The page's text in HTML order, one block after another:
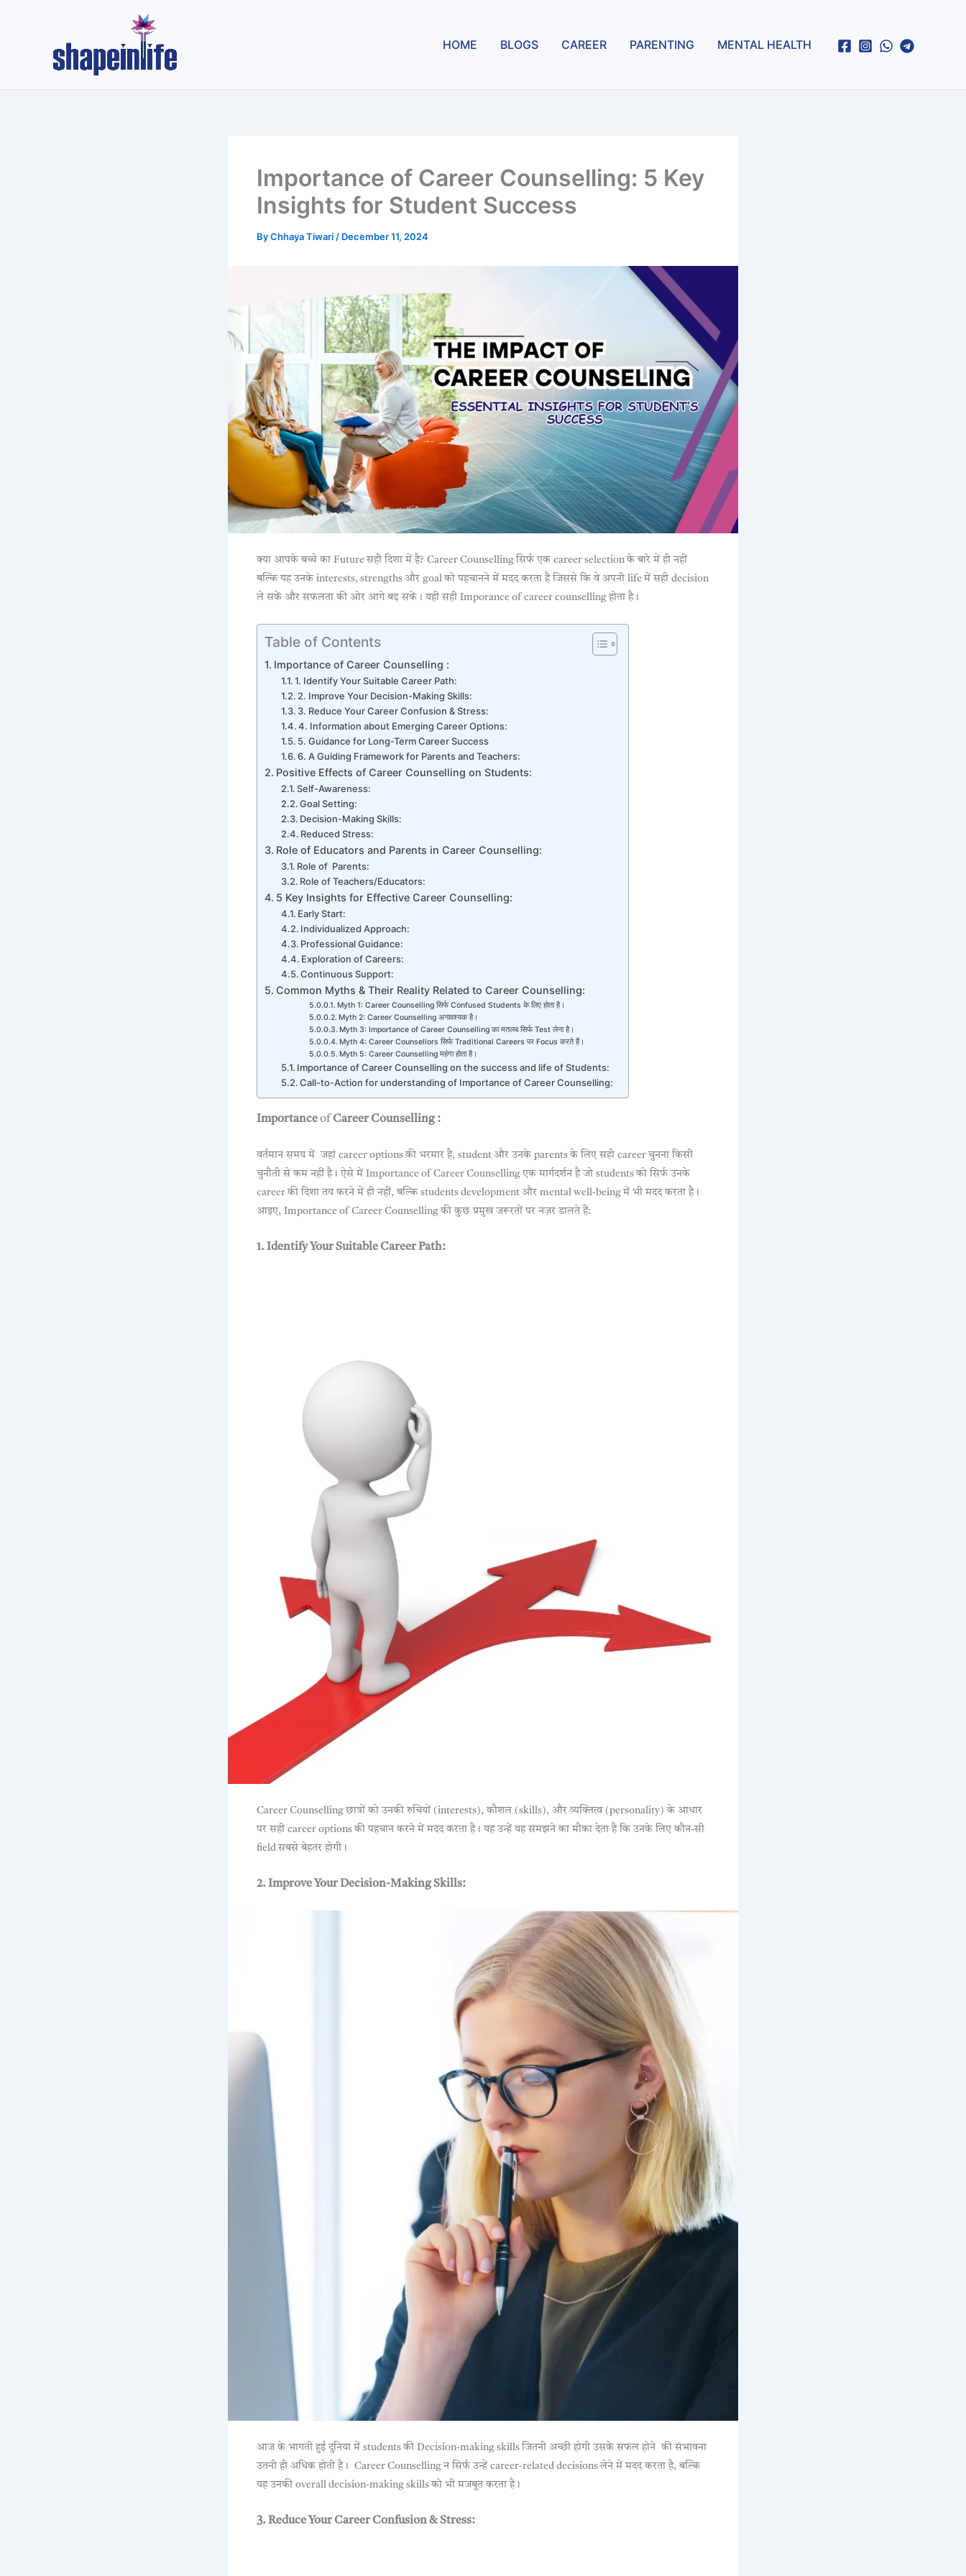
HOME BLOGS CAREER PARENTING MENTAL HEALTH
Importance of Career Counselling: 5 Key
Insights for Student Success
ByChhaya Tiwari / December 11, 2024
क्या आपके बच्चे का Future सही दिशा में है? Career Counselling सिर्फ एक career selection के बारे में ही नहीं
बल्कि यह उनके interests, strengths और goal को पहचानने में मदद करता है जिससे कि वे अपनी life में सही decision
ले सकें और सफलता की ओर आगे बढ़ सकें। यही सही Imporance of career counselling होता है।
Table of Contents
Importance of Career Counselling :
1. Identify Your Suitable Career Path:
2. Improve Your Decision-Making Skills:
3. Reduce Your Career Confusion & Stress:
4. Information about Emerging Career Options:
5. Guidance for Long-Term Career Success
6. A Guiding Framework for Parents and Teachers:
Positive Effects of Career Counselling on Students:
Self-Awareness:
Goal Setting:
Decision-Making Skills:
Reduced Stress:
Role of Educators and Parents in Career Counselling:
Role of Parents:
Role of Teachers/Educators:
5 Key Insights for Effective Career Counselling:
Early Start:
Individualized Approach:
Professional Guidance:
Exploration of Careers:
Continuous Support:
Common Myths & Their Reality Related to Career Counselling:
Myth 1: Career Counselling सिर्फ Confused Students के लिए होता है।
Myth 2: Career Counselling अनावश्यक है।
Myth 3: Importance of Career Counselling का मतलब सिर्फ Test लेना है।
Myth 4: Career Counsellors सिर्फ Traditional Careers पर Focus करते हैं।
Myth 5: Career Counselling महंगा होता है।
Importance of Career Counselling on the success and life of Students:
Call-to-Action for understanding of Importance of Career Counselling:
Importanceof Career Counselling :
वर्तमान समय में जहां career options की भरमार है, student और उनके parents के लिए सही career चुनना किसी
चुनौती से कम नहीं है। ऐसे में Importance of Career Counselling एक मार्गदर्शन है जो students को सिर्फ उनके
career की दिशा तय करने में ही नहीं, बल्कि students development और mental well-being में भी मदद करता है।
आइए, Importance of Career Counselling की कुछ प्रमुख जरूरतों पर नज़र डालते हैं:
1. Identify Your Suitable Career Path:
Career Counselling छात्रों को उनकी रुचियों (interests), कौशल (skills), और व्यक्तित्व (personality) के आधार
पर सही career options की पहचान करने में मदद करता है। यह उन्हें यह समझने का मौका देता है कि उनके लिए कौन-सी
field सबसे बेहतर होगी।
2. Improve Your Decision-Making Skills:
आज के भागती हुई दुनिया में students की Decision-making skills जितनी अच्छी होगी उसके सफल होने की संभावना
उतनी ही अधिक होती है। Career Counselling न सिर्फ उन्हें career-related decisions लेने में मदद करता है, बल्कि
यह उनकी overall decision-making skills को भी मजबूत करता है।
3. Reduce Your Career Confusion & Stress: